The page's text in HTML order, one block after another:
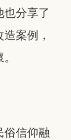
也分享了
案例，
俗信仰融